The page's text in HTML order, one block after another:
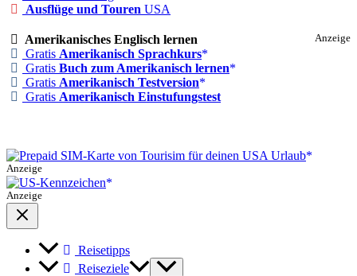
Ausflüge und Touren USA
Anzeige
Amerikanisches Englisch lernen
Gratis Amerikanisch Sprachkurs
Gratis Buch zum Amerikanisch lernen
Gratis Amerikanisch Testversion
Gratis Amerikanisch Einstufungstest
Anzeige
Anzeige
Reisetipps
Reiseziele